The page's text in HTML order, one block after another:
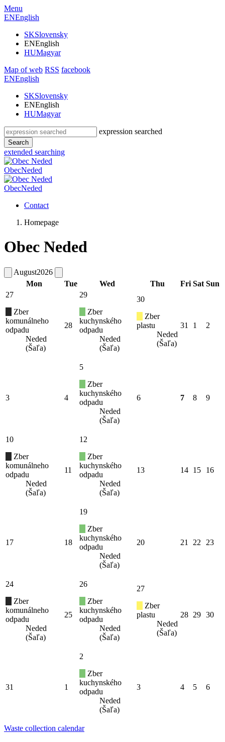
Menu
ENEnglish
SKSlovensky
ENEnglish
HUMagyar
Map of web RSS facebook
ENEnglish
SKSlovensky
ENEnglish
HUMagyar
expression searched
Search
extended searching
ObecNeded
ObecNeded
Contact
Homepage
Obec Neded
August2026
Mon
Tue Wed Thu Fri Sat Sun
27
Zber
komunálneho
odpadu
Neded
(Šaľa)
28
29
Zber
kuchynského
odpadu
Neded
(Šaľa)
30
Zber
plastu
Neded
(Šaľa)
31 1 2
3 4
5
Zber
kuchynského
odpadu
Neded
(Šaľa)
6 7 8 9
10
Zber
komunálneho
odpadu
Neded
(Šaľa)
11
12
Zber
kuchynského
odpadu
Neded
(Šaľa)
13 14 15 16
17 18
19
Zber
kuchynského
odpadu
Neded
(Šaľa)
20 21 22 23
24
Zber
komunálneho
odpadu
Neded
(Šaľa)
25
26
Zber
kuchynského
odpadu
Neded
(Šaľa)
27
Zber
plastu
Neded
(Šaľa)
28 29 30
31 1
2
Zber
kuchynského
odpadu
Neded
(Šaľa)
3 4 5 6
Waste collection calendar